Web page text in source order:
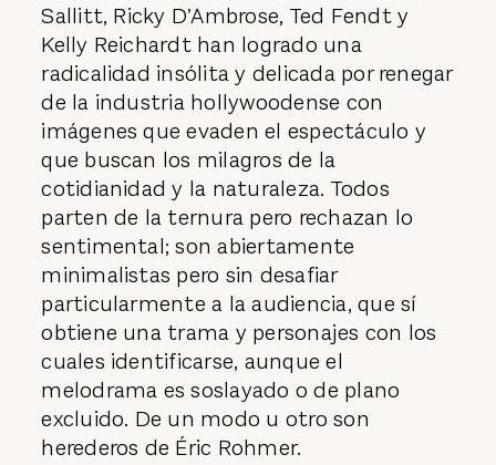
Sallitt, Ricky D’Ambrose, Ted Fendt y
Kelly Reichardt han logrado una
radicalidad insólita y delicada por renegar
de la industria hollywoodense con
imágenes que evaden el espectáculo y
que buscan los milagros de la
cotidianidad y la naturaleza. Todos
parten de la ternura pero rechazan lo
sentimental; son abiertamente
minimalistas pero sin desafiar
particularmente a la audiencia, que sí
obtiene una trama y personajes con los
cuales identificarse, aunque el
melodrama es soslayado o de plano
excluido. De un modo u otro son
herederos de Éric Rohmer.